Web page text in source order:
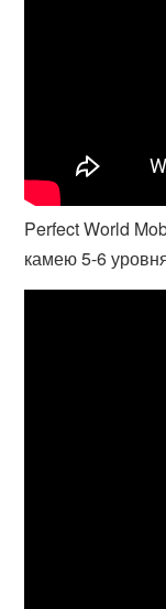
Perfect World
камею 5-6